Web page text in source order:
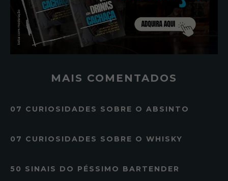
MAIS COMENTADOS
07 CURIOSIDADES SOBRE O ABSINTO
07 CURIOSIDADES SOBRE O WHISKY
50 SINAIS DO PÉSSIMO BARTENDER